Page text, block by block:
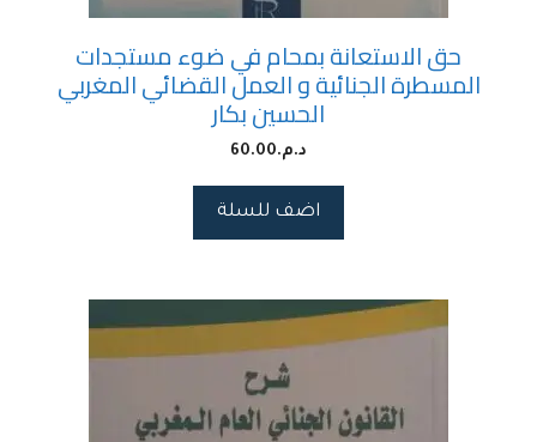
حق الاستعانة بمحام في ضوء مستجدات
المسطرة الجنائية و العمل القضائي المغربي
الحسين بكار
د.م.60.00
اضف للسلة